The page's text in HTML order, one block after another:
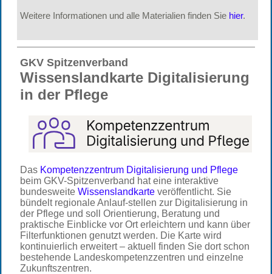
Weitere Informationen und alle Materialien finden Sie hier.
GKV Spitzenverband
Wissenslandkarte Digitalisierung
in der Pflege
Das Kompetenzzentrum Digitalisierung und Pflege
beim GKV-Spitzenverband hat eine interaktive
bundesweite Wissenslandkarte veröffentlicht. Sie
bündelt regionale Anlauf-stellen zur Digitalisierung in
der Pflege und soll Orientierung, Beratung und
praktische Einblicke vor Ort erleichtern und kann über
Filterfunktionen genutzt werden. Die Karte wird
kontinuierlich erweitert – aktuell finden Sie dort schon
bestehende Landeskompetenzzentren und einzelne
Zukunftszentren.